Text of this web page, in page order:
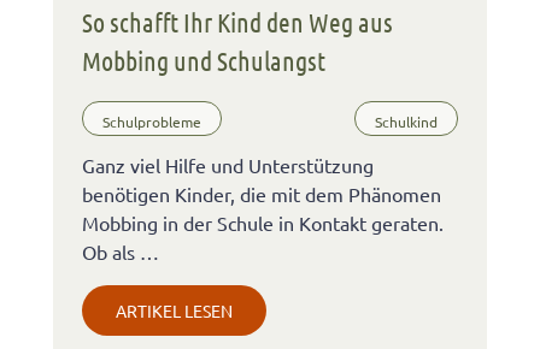
So schafft Ihr Kind den Weg aus
Mobbing und Schulangst
Schulprobleme Schulkind
Ganz viel Hilfe und Unterstützung
benötigen Kinder, die mit dem Phänomen
Mobbing in der Schule in Kontakt geraten.
Ob als …
ARTIKEL LESEN